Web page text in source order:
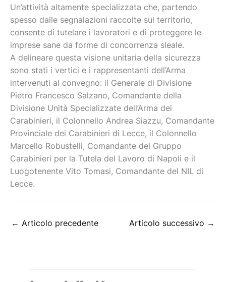
Un’attività altamente specializzata che, partendo
spesso dalle segnalazioni raccolte sul territorio,
consente di tutelare i lavoratori e di proteggere le
imprese sane da forme di concorrenza sleale.
A delineare questa visione unitaria della sicurezza
sono stati i vertici e i rappresentanti dell’Arma
intervenuti al convegno: il Generale di Divisione
Pietro Francesco Salzano, Comandante della
Divisione Unità Specializzate dell’Arma dei
Carabinieri, il Colonnello Andrea Siazzu, Comandante
Provinciale dei Carabinieri di Lecce, il Colonnello
Marcello Robustelli, Comandante del Gruppo
Carabinieri per la Tutela del Lavoro di Napoli e il
Luogotenente Vito Tomasi, Comandante del NIL di
Lecce.
← Articolo precedente Articolo successivo →